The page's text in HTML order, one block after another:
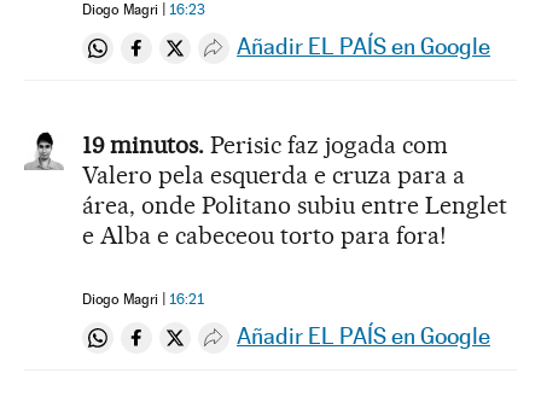
Diogo Magri 16:23
Compartir en Whatsapp
Compartir en Facebook
Compartir en Twitter
Desplegar Redes Sociales
Añadir EL PAÍS en Google
19 minutos. Perisic faz jogada com
Valero pela esquerda e cruza para a
área, onde Politano subiu entre Lenglet
e Alba e cabeceou torto para fora!
Diogo Magri 16:21
Compartir en Whatsapp
Compartir en Facebook
Compartir en Twitter
Desplegar Redes Sociales
Añadir EL PAÍS en Google